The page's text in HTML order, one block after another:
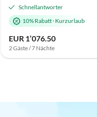
Schnellantworter
10% Rabatt· Kurzurlaub
EUR 1’076.50
2 Gäste / 7 Nächte